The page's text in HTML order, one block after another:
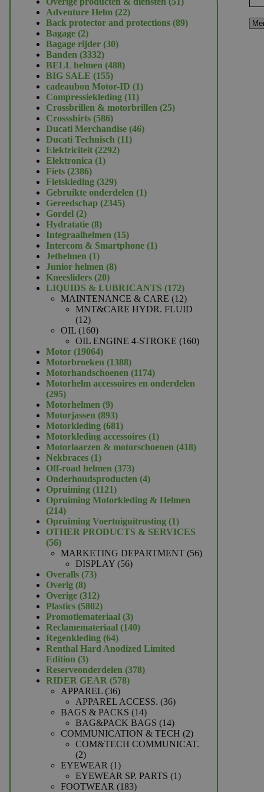
Adventure Helm 2222
producten
Back protector and protections 8989
Bagage 22
producten
Bagage rijder 3030
Banden 33323332
producten
BELL helmen 488488
BIG SALE 155155
producten
cadeaubon Motor-ID 11
Compressiekleding 1111
producten
Crossbrillen & motorbrillen 2525
Crossshirts 586586
producten
Ducati Merchandise 4646
Ducati Technisch 1111
Elektriciteit 22922292
Elektronica 11
Fiets 23862386
producten
Fietskleding 329329
producten
Gebruikte onderdelen 11
Gereedschap 23452345
Gordel 22
producten
Hydratatie 88
producten
Integraalhelmen 1515
producten
Intercom & Smartphone 11
Jethelmen 11
product
Junior helmen 88
Kneesliders 2020
producten
LIQUIDS & LUBRICANTS 172172
producten
MAINTENANCE & CARE 1212
producten
MNT&CARE HYDR. FLUID
1212
producten
OIL 160160
producten
OIL ENGINE 4-STROKE 160160
Motor 1906419064
producten
Motorbroeken 13881388
producten
Motorhandschoenen 11741174
producten
Motorhelm accessoires en onderdelen
295295
producten
Motorhelmen 99
producten
Motorjassen 893893
producten
Motorkleding 681681
producten
Motorkleding accessoires 11
product
Motorlaarzen & motorschoenen 418418
Nekbraces 11
product
Off-road helmen 373373
producten
Onderhoudsproducten 44
Opruiming 11211121
producten
Opruiming Motorkleding & Helmen
214214
producten
Opruiming Voertuiguitrusting 11
product
OTHER PRODUCTS & SERVICES
5656
producten
MARKETING DEPARTMENT 5656
DISPLAY 5656
Overalls 7373
Overig 88
producten
Overige 312312
producten
Plastics 58025802
producten
Promotiemateriaal 33
producten
Reclamemateriaal 140140
Regenkleding 6464
producten
Renthal Hard Anodized Limited
Edition 33
producten
Reserveonderdelen 378378
RIDER GEAR 578578
APPAREL 3636
producten
APPAREL ACCESS. 3636
BAGS & PACKS 1414
producten
BAG&PACK BAGS 1414
producten
COMMUNICATION & TECH 22
producten
COM&TECH COMMUNICAT.
22
producten
EYEWEAR 11
product
EYEWEAR SP. PARTS 11
FOOTWEAR 183183